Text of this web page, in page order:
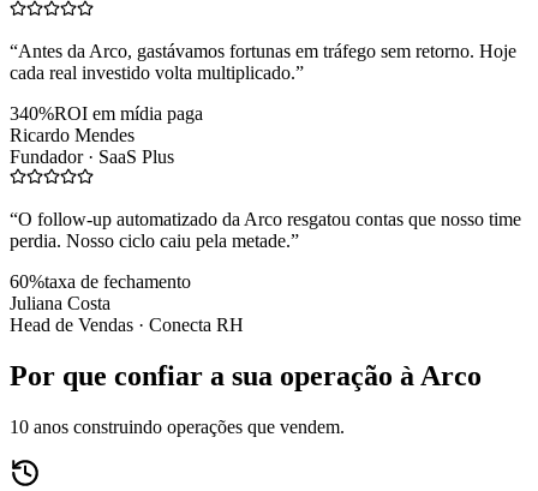
“Antes da Arco, gastávamos fortunas em tráfego sem retorno. Hoje
cada real investido volta multiplicado.”
340%ROI em mídia paga
Ricardo Mendes
Fundador · SaaS Plus
“O follow-up automatizado da Arco resgatou contas que nosso time
perdia. Nosso ciclo caiu pela metade.”
60%taxa de fechamento
Juliana Costa
Head de Vendas · Conecta RH
Por que confiar a sua operação à Arco
10 anos construindo operações que vendem.